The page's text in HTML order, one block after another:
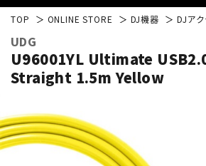
ベース
TOP ONLINE STORE DJ機器 DJア
UDG
U96001YL Ultimate
Straight 1.5m Yellow